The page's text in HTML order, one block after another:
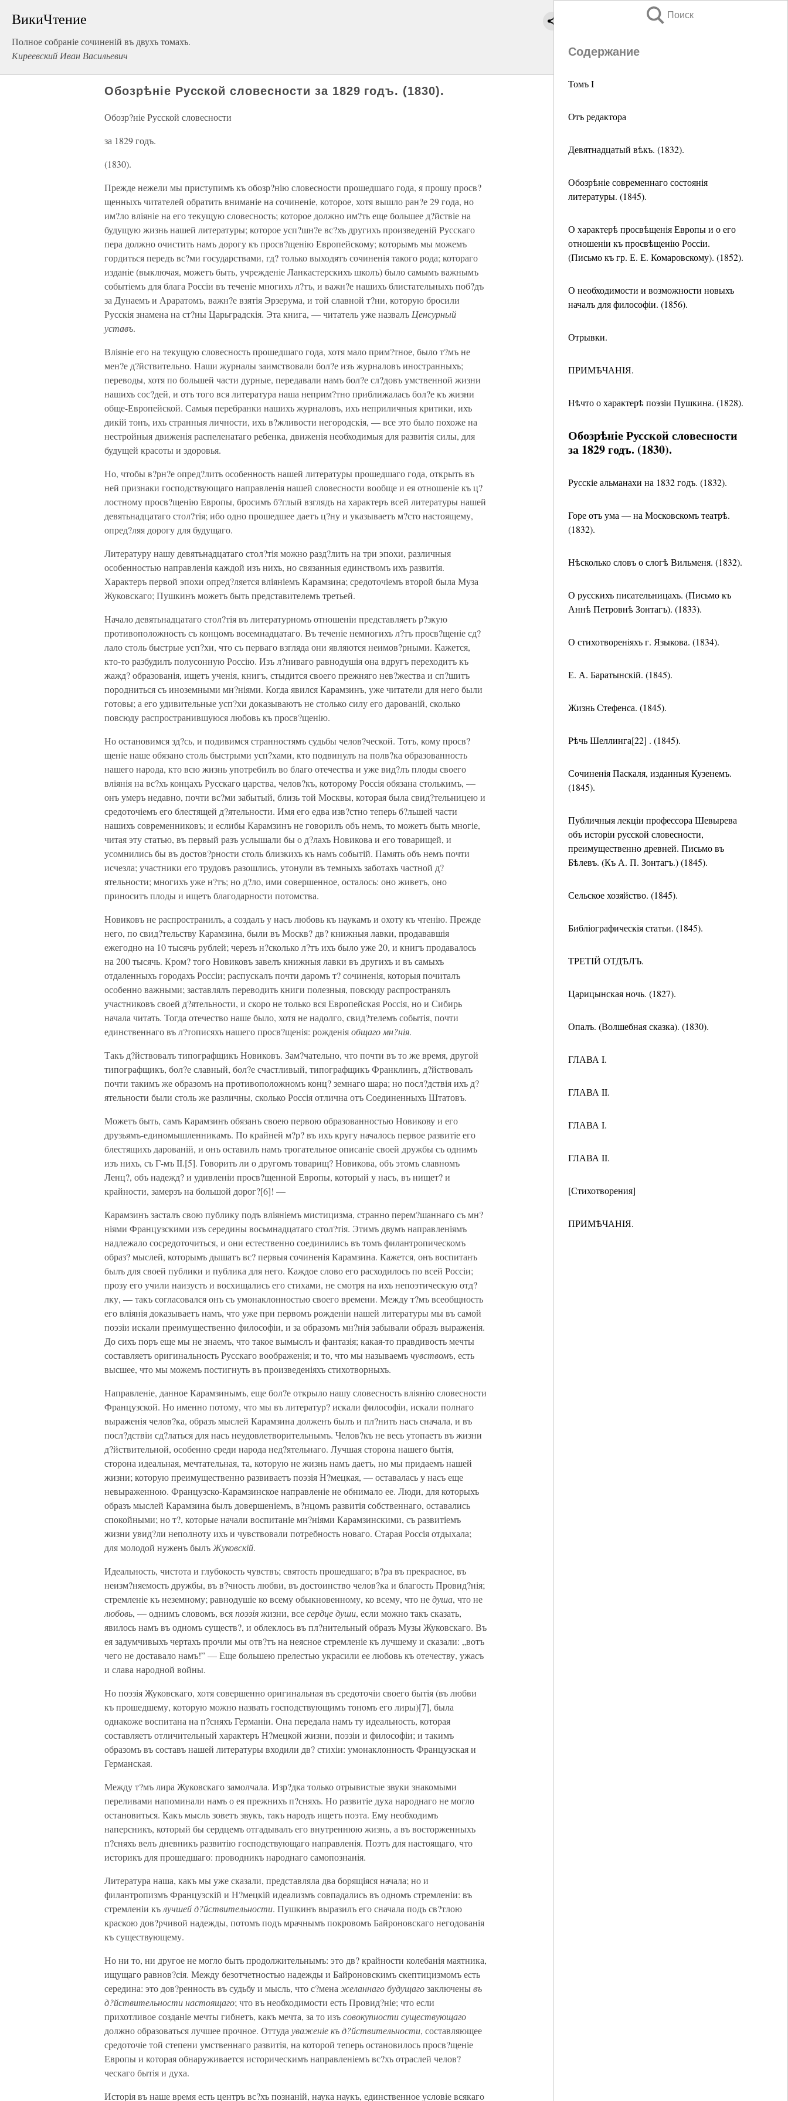
ВикиЧтение
Полное собраніе сочиненій въ двухъ томахъ.
Киреевский Иван Васильевич
Поиск
Содержание
Томъ I
Отъ редактора
Девятнадцатый вѣкъ. (1832).
Обозрѣніе современнаго состоянія
литературы. (1845).
О характерѣ просвѣщенія Европы и о его
отношеніи къ просвѣщенію Россіи.
(Письмо къ гр. Е. Е. Комаровскому). (1852).
О необходимости и возможности новыхъ
началъ для философіи. (1856).
Отрывки.
ПРИМѢЧАНІЯ.
Нѣчто о характерѣ поэзіи Пушкина. (1828).
Обозрѣніе Русской словесности
за 1829 годъ. (1830).
Русскіе альманахи на 1832 годъ. (1832).
Горе отъ ума — на Московскомъ театрѣ.
(1832).
Нѣсколько словъ о слогѣ Вильменя. (1832).
О русскихъ писательницахъ. (Письмо къ
Аннѣ Петровнѣ Зонтагъ). (1833).
О стихотвореніяхъ г. Языкова. (1834).
Е. А. Баратынскій. (1845).
Жизнь Стефенса. (1845).
Рѣчь Шеллинга[22] . (1845).
Сочиненія Паскаля, изданныя Кузенемъ.
(1845).
Публичныя лекціи профессора Шевырева
объ исторіи русской словесности,
преимущественно древней. Письмо въ
Бѣлевъ. (Къ А. П. Зонтагъ.) (1845).
Сельское хозяйство. (1845).
Библіографическія статьи. (1845).
ТРЕТІЙ ОТДѢЛЪ.
Царицынская ночь. (1827).
Опалъ. (Волшебная сказка). (1830).
ГЛАВА I.
ГЛАВА II.
ГЛАВА I.
ГЛАВА II.
[Стихотворения]
ПРИМѢЧАНІЯ.
Обозрѣніе Русской словесности за 1829 годъ. (1830).
Обозр?ніе Русской словесности
за 1829 годъ.
(1830).
Прежде нежели мы приступимъ къ обозр?нію словесности прошедшаго года, я прошу просв?
щенныхъ читателей обратить вниманіе на сочиненіе, которое, хотя вышло ран?е 29 года, но
им?ло вліяніе на его текущую словесность; которое должно им?ть еще большее д?йствіе на
будущую жизнь нашей литературы; которое усп?шн?е вс?хъ другихъ произведеній Русскаго
пера должно очистить намъ дорогу къ просв?щенію Европейскому; которымъ мы можемъ
гордиться передъ вс?ми государствами, гд? только выходятъ сочиненія такого рода; котораго
изданіе (выключая, можетъ быть, учрежденіе Ланкастерскихъ школъ) было самымъ важнымъ
событіемъ для блага Россіи въ теченіе многихъ л?тъ, и важн?е нашихъ блистательныхъ поб?дъ
за Дунаемъ и Араратомъ, важн?е взятія Эрзерума, и той славной т?ни, которую бросили
Русскія знамена на ст?ны Царьградскія. Эта книга, — читатель уже назвалъ Ценсурный
уставъ.
Вліяніе его на текущую словесность прошедшаго года, хотя мало прим?тное, было т?мъ не
мен?е д?йствительно. Наши журналы заимствовали бол?е изъ журналовъ иностранныхъ;
переводы, хотя по большей части дурные, передавали намъ бол?е сл?довъ умственной жизни
нашихъ сос?дей, и отъ того вся литература наша неприм?тно приближалась бол?е къ жизни
обще-Европейской. Самыя перебранки нашихъ журналовъ, ихъ неприличныя критики, ихъ
дикій тонъ, ихъ странныя личности, ихъ в?жливости негородскія, — все это было похоже на
нестройныя движенія распеленатаго ребенка, движенія необходимыя для развитія силы, для
будущей красоты и здоровья.
Но, чтобы в?рн?е опред?лить особенность нашей литературы прошедшаго года, открыть въ
ней признаки господствующаго направленія нашей словесности вообще и ея отношеніе къ ц?
лостному просв?щенію Европы, бросимъ б?глый взглядъ на характеръ всей литературы нашей
девятьнадцатаго стол?тія; ибо одно прошедшее даетъ ц?ну и указываетъ м?сто настоящему,
опред?ляя дорогу для будущаго.
Литературу нашу девятьнадцатаго стол?тія можно разд?лить на три эпохи, различныя
особенностью направленія каждой изъ нихъ, но связанныя единствомъ ихъ развитія.
Характеръ первой эпохи опред?ляется вліяніемъ Карамзина; средоточіемъ второй была Муза
Жуковскаго; Пушкинъ можетъ быть представителемъ третьей.
Начало девятьнадцатаго стол?тія въ литературномъ отношеніи представляетъ р?зкую
противоположность съ концомъ восемнадцатаго. Въ теченіе немногихъ л?тъ просв?щеніе сд?
лало столь быстрые усп?хи, что съ перваго взгляда они являются неимов?рными. Кажется,
кто-то разбудилъ полусонную Россію. Изъ л?ниваго равнодушія она вдругъ переходитъ къ
жажд? образованія, ищетъ ученія, книгъ, стыдится своего прежняго нев?жества и сп?шитъ
породниться съ иноземными мн?ніями. Когда явился Карамзинъ, уже читатели для него были
готовы; а его удивительные усп?хи доказываютъ не столько силу его дарованій, сколько
повсюду распространившуюся любовь къ просв?щенію.
Но остановимся зд?сь, и подивимся странностямъ судьбы челов?ческой. Тотъ, кому просв?
щеніе наше обязано столь быстрыми усп?хами, кто подвинулъ на полв?ка образованность
нашего народа, кто всю жизнь употребилъ во благо отечества и уже вид?лъ плоды своего
вліянія на вс?хъ концахъ Русскаго царства, челов?къ, которому Россія обязана столькимъ, —
онъ умеръ недавно, почти вс?ми забытый, близь той Москвы, которая была свид?тельницею и
средоточіемъ его блестящей д?ятельности. Имя его едва изв?стно теперь б?льшей части
нашихъ современниковъ; и еслибы Карамзинъ не говорилъ объ немъ, то можетъ быть многіе,
читая эту статью, въ первый разъ услышали бы о д?лахъ Новикова и его товарищей, и
усомнились бы въ достов?рности столь близкихъ къ намъ событій. Память объ немъ почти
исчезла; участники его трудовъ разошлись, утонули въ темныхъ заботахъ частной д?
ятельности; многихъ уже н?тъ; но д?ло, ими совершенное, осталось: оно живетъ, оно
приноситъ плоды и ищетъ благодарности потомства.
Новиковъ не распространилъ, а создалъ у насъ любовь къ наукамъ и охоту къ чтенію. Прежде
него, по свид?тельству Карамзина, были въ Москв? дв? книжныя лавки, продававшія
ежегодно на 10 тысячь рублей; черезъ н?сколько л?тъ ихъ было уже 20, и книгъ продавалось
на 200 тысячь. Кром? того Новиковъ завелъ книжныя лавки въ другихъ и въ самыхъ
отдаленныхъ городахъ Россіи; распускалъ почти даромъ т? сочиненія, которыя почиталъ
особенно важными; заставлялъ переводить книги полезныя, повсюду распространялъ
участниковъ своей д?ятельности, и скоро не только вся Европейская Россія, но и Сибирь
начала читать. Тогда отечество наше было, хотя не надолго, свид?телемъ событія, почти
единственнаго въ л?тописяхъ нашего просв?щенія: рожденіяобщаго мн?нія.
Такъ д?йствовалъ типографщикъ Новиковъ. Зам?чательно, что почти въ то же время, другой
типографщикъ, бол?е славный, бол?е счастливый, типографщикъ Франклинъ, д?йствовалъ
почти такимъ же образомъ на противоположномъ конц? земнаго шара; но посл?дствія ихъ д?
ятельности были столь же различны, сколько Россія отлична отъ Соединенныхъ Штатовъ.
Можетъ быть, самъ Карамзинъ обязанъ своею первою образованностью Новикову и его
друзьямъ-единомышленникамъ. По крайней м?р? въ ихъ кругу началось первое развитіе его
блестящихъ дарованій, и онъ оставилъ намъ трогательное описаніе своей дружбы съ однимъ
изъ нихъ, съ Г-мъ II.[5]. Говорить ли о другомъ товарищ? Новикова, объ этомъ славномъ
Ленц?, объ надежд? и удивленіи просв?щенной Европы, который у насъ, въ нищет? и
крайности, замерзъ на большой дорог?[6]! —
Карамзинъ засталъ свою публику подъ вліяніемъ мистицизма, странно перем?шаннаго съ мн?
ніями Французскими изъ середины восьмнадцатаго стол?тія. Этимъ двумъ направленіямъ
надлежало сосредоточиться, и они естественно соединились въ томъ филантропическомъ
образ? мыслей, которымъ дышатъ вс? первыя сочиненія Карамзина. Кажется, онъ воспитанъ
былъ для своей публики и публика для него. Каждое слово его расходилось по всей Россіи;
прозу его учили наизусть и восхищались его стихами, не смотря на ихъ непоэтическую отд?
лку, — такъ согласовался онъ съ умонаклонностью своего времени. Между т?мъ всеобщность
его вліянія доказываетъ намъ, что уже при первомъ рожденіи нашей литературы мы въ самой
поэзіи искали преимущественно философіи, и за образомъ мн?нія забывали образъ выраженія.
До сихъ поръ еще мы не знаемъ, что такое вымыслъ и фантазія; какая-то правдивость мечты
составляетъ оригинальность Русскаго воображенія; и то, что мы называемъчувствомъ, есть
высшее, что мы можемъ постигнуть въ произведеніяхъ стихотворныхъ.
Направленіе, данное Карамзинымъ, еще бол?е открыло нашу словесность вліянію словесности
Французской. Но именно потому, что мы въ литератур? искали философіи, искали полнаго
выраженія челов?ка, образъ мыслей Карамзина долженъ былъ и пл?нить насъ сначала, и въ
посл?дствіи сд?латься для насъ неудовлетворительнымъ. Челов?къ не весь утопаетъ въ жизни
д?йствительной, особенно среди народа нед?ятельнаго. Лучшая сторона нашего бытія,
сторона идеальная, мечтательная, та, которую не жизнь намъ даетъ, но мы придаемъ нашей
жизни; которую преимущественно развиваетъ поэзія Н?мецкая, — оставалась у насъ еще
невыраженною. Французско-Карамзинское направленіе не обнимало ее. Люди, для которыхъ
образъ мыслей Карамзина былъ довершеніемъ, в?нцомъ развитія собственнаго, оставались
спокойными; но т?, которые начали воспитаніе мн?ніями Карамзинскими, съ развитіемъ
жизни увид?ли неполноту ихъ и чувствовали потребность новаго. Старая Россія отдыхала;
для молодой нуженъ былъ Жуковскій.
Идеальность, чистота и глубокость чувствъ; святость прошедшаго; в?ра въ прекрасное, въ
неизм?няемость дружбы, въ в?чность любви, въ достоинство челов?ка и благость Провид?нія;
стремленіе къ неземному; равнодушіе ко всему обыкновенному, ко всему, что недуша, что не
любовь, — однимъ словомъ, всяпоэзіяжизни, всесердце души, если можно такъ сказать,
явилось намъ въ одномъ существ?, и облеклось въ пл?нительный образъ Музы Жуковскаго. Въ
ея задумчивыхъ чертахъ прочли мы отв?тъ на неясное стремленіе къ лучшему и сказали: „вотъ
чего не доставало намъ!” — Еще большею прелестью украсили ее любовь къ отечеству, ужасъ
и слава народной войны.
Но поэзія Жуковскаго, хотя совершенно оригинальная въ средоточіи своего бытія (въ любви
къ прошедшему, которую можно назвать господствующимъ тономъ его лиры)[7], была
однакоже воспитана на п?сняхъ Германіи. Она передала намъ ту идеальность, которая
составляетъ отличительный характеръ Н?мецкой жизни, поэзіи и философіи; и такимъ
образомъ въ составъ нашей литературы входили дв? стихіи: умонаклонность Французская и
Германская.
Между т?мъ лира Жуковскаго замолчала. Изр?дка только отрывистые звуки знакомыми
переливами напоминали намъ о ея прежнихъ п?сняхъ. Но развитіе духа народнаго не могло
остановиться. Какъ мысль зоветъ звукъ, такъ народъ ищетъ поэта. Ему необходимъ
наперсникъ, который бы сердцемъ отгадывалъ его внутреннюю жизнь, а въ восторженныхъ
п?сняхъ велъ дневникъ развитію господствующаго направленія. Поэтъ для настоящаго, что
историкъ для прошедшаго: проводникъ народнаго самопознанія.
Литература наша, какъ мы уже сказали, представляла два борящіяся начала; но и
филантропизмъ Французскій и Н?мецкій идеализмъ совпадались въ одномъ стремленіи: въ
стремленіи кълучшей д?йствительности. Пушкинъ выразилъ его сначала подъ св?тлою
краскою дов?рчивой надежды, потомъ подъ мрачнымъ покровомъ Байроновскаго негодованія
къ существующему.
Но ни то, ни другое не могло быть продолжительнымъ: это дв? крайности колебанія маятника,
ищущаго равнов?сія. Между безотчетностью надежды и Байроновскимъ скептицизмомъ есть
середина: это дов?ренность въ судьбу и мысль, что с?мена желаннаго будущагозаключенывъ
д?йствительности настоящаго; что въ необходимости есть Провид?ніе; что если
прихотливое созданіе мечты гибнетъ, какъ мечта, за то изъсовокупности существующаго
должно образоваться лучшее прочное. Оттуда уваженіе къ д?йствительности, составляющее
средоточіе той степени умственнаго развитія, на которой теперь остановилось просв?щеніе
Европы и которая обнаруживается историческимъ направленіемъ вс?хъ отраслей челов?
ческаго бытія и духа.
Исторія въ наше время есть центръ вс?хъ познаній, наука наукъ, единственное условіе всякаго